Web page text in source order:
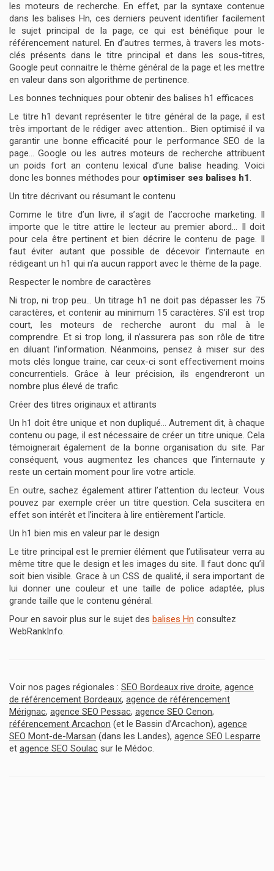
les moteurs de recherche. En effet, par la syntaxe contenue
dans les balises Hn, ces derniers peuvent identifier facilement
le sujet principal de la page, ce qui est bénéfique pour le
référencement naturel. En d’autres termes, à travers les mots-
clés présents dans le titre principal et dans les sous-titres,
Google peut connaitre le thème général de la page et les mettre
en valeur dans son algorithme de pertinence.
Les bonnes techniques pour obtenir des balises h1 efficaces
Le titre h1 devant représenter le titre général de la page, il est
très important de le rédiger avec attention… Bien optimisé il va
garantir une bonne efficacité pour le performance SEO de la
page… Google ou les autres moteurs de recherche attribuent
un poids fort an contenu lexical d’une balise heading. Voici
donc les bonnes méthodes pour optimiser ses balises h1.
Un titre décrivant ou résumant le contenu
Comme le titre d’un livre, il s’agit de l’accroche marketing. Il
importe que le titre attire le lecteur au premier abord… Il doit
pour cela être pertinent et bien décrire le contenu de page. Il
faut éviter autant que possible de décevoir l’internaute en
rédigeant un h1 qui n’a aucun rapport avec le thème de la page.
Respecter le nombre de caractères
Ni trop, ni trop peu… Un titrage h1 ne doit pas dépasser les 75
caractères, et contenir au minimum 15 caractères. S’il est trop
court, les moteurs de recherche auront du mal à le
comprendre. Et si trop long, il n’assurera pas son rôle de titre
en diluant l’information. Néanmoins, pensez à miser sur des
mots clés longue traine, car ceux-ci sont effectivement moins
concurrentiels. Grâce à leur précision, ils engendreront un
nombre plus élevé de trafic.
Créer des titres originaux et attirants
Un h1 doit être unique et non dupliqué… Autrement dit, à chaque
contenu ou page, il est nécessaire de créer un titre unique. Cela
témoignerait également de la bonne organisation du site. Par
conséquent, vous augmentez les chances que l’internaute y
reste un certain moment pour lire votre article.
En outre, sachez également attirer l’attention du lecteur. Vous
pouvez par exemple créer un titre question. Cela suscitera en
effet son intérêt et l’incitera à lire entièrement l’article.
Un h1 bien mis en valeur par le design
Le titre principal est le premier élément que l’utilisateur verra au
même titre que le design et les images du site. Il faut donc qu’il
soit bien visible. Grace à un CSS de qualité, il sera important de
lui donner une couleur et une taille de police adaptée, plus
grande taille que le contenu général.
Pour en savoir plus sur le sujet des balises Hn consultez
WebRankInfo.
Voir nos pages régionales : SEO Bordeaux rive droite, agence
de référencement Bordeaux, agence de référencement
Mérignac, agence SEO Pessac, agence SEO Cenon,
référencement Arcachon (et le Bassin d’Arcachon), agence
SEO Mont-de-Marsan (dans les Landes), agence SEO Lesparre
et agence SEO Soulac sur le Médoc.